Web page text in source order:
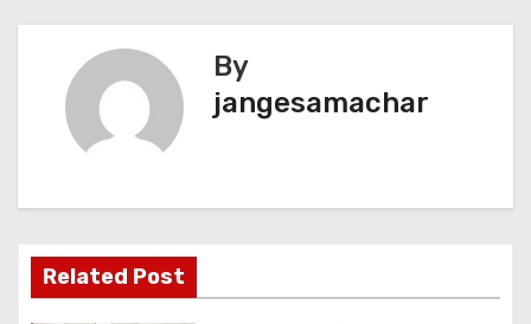
By
jangesamachar
Related Post